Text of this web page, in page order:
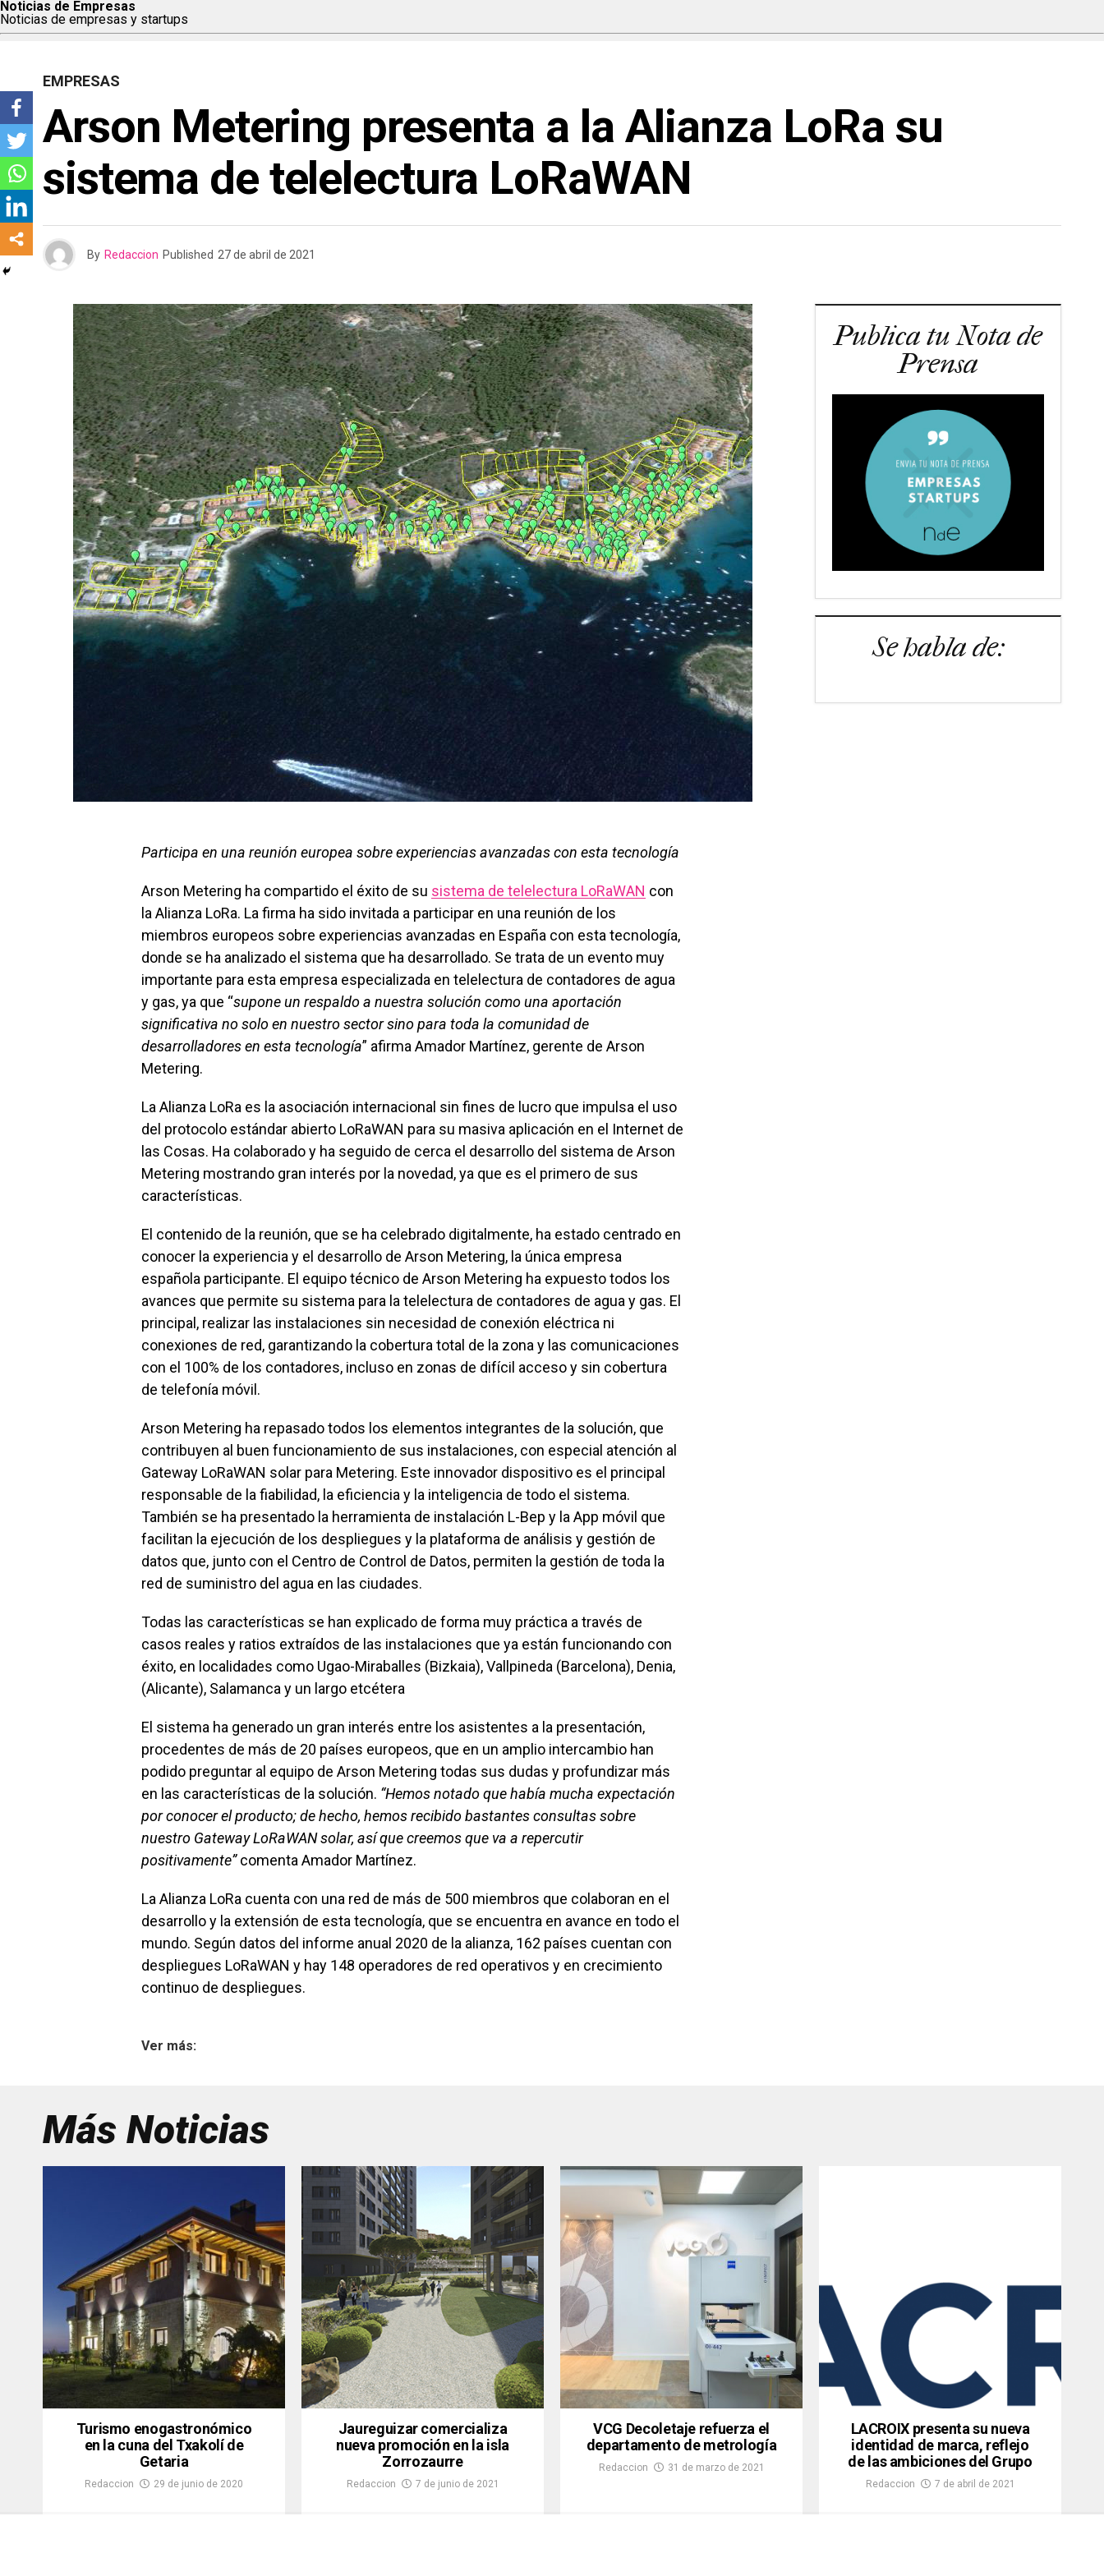
Noticias de Empresas
Noticias de empresas y startups
EMPRESAS
Arson Metering presenta a la Alianza LoRa su
sistema de telelectura LoRaWAN
By Redaccion Published 27 de abril de 2021
Participa en una reunión europea sobre experiencias avanzadas con esta tecnología
Arson Metering ha compartido el éxito de su sistema de telelectura LoRaWAN con
la Alianza LoRa. La firma ha sido invitada a participar en una reunión de los
miembros europeos sobre experiencias avanzadas en España con esta tecnología,
donde se ha analizado el sistema que ha desarrollado. Se trata de un evento muy
importante para esta empresa especializada en telelectura de contadores de agua
y gas, ya que “supone un respaldo a nuestra solución como una aportación
significativa no solo en nuestro sector sino para toda la comunidad de
desarrolladores en esta tecnología” afirma Amador Martínez, gerente de Arson
Metering.
La Alianza LoRa es la asociación internacional sin fines de lucro que impulsa el uso
del protocolo estándar abierto LoRaWAN para su masiva aplicación en el Internet de
las Cosas. Ha colaborado y ha seguido de cerca el desarrollo del sistema de Arson
Metering mostrando gran interés por la novedad, ya que es el primero de sus
características.
El contenido de la reunión, que se ha celebrado digitalmente, ha estado centrado en
conocer la experiencia y el desarrollo de Arson Metering, la única empresa
española participante. El equipo técnico de Arson Metering ha expuesto todos los
avances que permite su sistema para la telelectura de contadores de agua y gas. El
principal, realizar las instalaciones sin necesidad de conexión eléctrica ni
conexiones de red, garantizando la cobertura total de la zona y las comunicaciones
con el 100% de los contadores, incluso en zonas de difícil acceso y sin cobertura
de telefonía móvil.
Arson Metering ha repasado todos los elementos integrantes de la solución, que
contribuyen al buen funcionamiento de sus instalaciones, con especial atención al
Gateway LoRaWAN solar para Metering. Este innovador dispositivo es el principal
responsable de la fiabilidad, la eficiencia y la inteligencia de todo el sistema.
También se ha presentado la herramienta de instalación L-Bep y la App móvil que
facilitan la ejecución de los despliegues y la plataforma de análisis y gestión de
datos que, junto con el Centro de Control de Datos, permiten la gestión de toda la
red de suministro del agua en las ciudades.
Todas las características se han explicado de forma muy práctica a través de
casos reales y ratios extraídos de las instalaciones que ya están funcionando con
éxito, en localidades como Ugao-Miraballes (Bizkaia), Vallpineda (Barcelona), Denia,
(Alicante), Salamanca y un largo etcétera
El sistema ha generado un gran interés entre los asistentes a la presentación,
procedentes de más de 20 países europeos, que en un amplio intercambio han
podido preguntar al equipo de Arson Metering todas sus dudas y profundizar más
en las características de la solución. “Hemos notado que había mucha expectación
por conocer el producto; de hecho, hemos recibido bastantes consultas sobre
nuestro Gateway LoRaWAN solar, así que creemos que va a repercutir
positivamente”comenta Amador Martínez.
La Alianza LoRa cuenta con una red de más de 500 miembros que colaboran en el
desarrollo y la extensión de esta tecnología, que se encuentra en avance en todo el
mundo. Según datos del informe anual 2020 de la alianza, 162 países cuentan con
despliegues LoRaWAN y hay 148 operadores de red operativos y en crecimiento
continuo de despliegues.
Ver más:
Publica tu Nota de
Prensa
Se habla de:
Más Noticias
Turismo enogastronómico
en la cuna del Txakolí de
Getaria
Redaccion 29 de junio de 2020
Jaureguizar comercializa
nueva promoción en la isla
Zorrozaurre
Redaccion 7 de junio de 2021
VCG Decoletaje refuerza el
departamento de metrología
Redaccion 31 de marzo de 2021
LACROIX presenta su nueva
identidad de marca, reflejo
de las ambiciones del Grupo
Redaccion 7 de abril de 2021